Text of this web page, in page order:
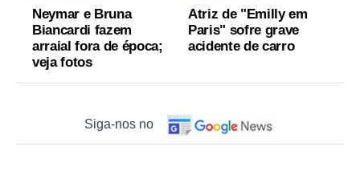
Neymar e Bruna
Biancardi fazem
arraial fora de época;
veja fotos
Atriz de "Emilly em
Paris" sofre grave
acidente de carro
Siga-nos no